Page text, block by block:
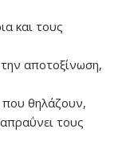
και τους
αποτοξίνωση,
που θηλάζουν,
τους